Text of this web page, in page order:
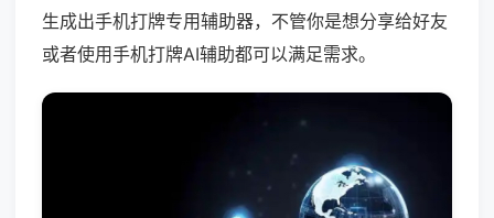
生成出手机打牌专用辅助器，不管你是想分享给好友
或者使用手机打牌AI辅助都可以满足需求。